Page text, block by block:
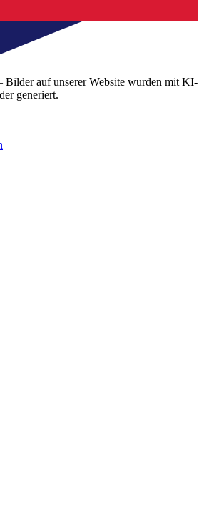
Bilder auf unserer Website wurden mit KI-
generiert.